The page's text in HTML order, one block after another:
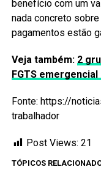
benefício com um
nada concreto
pagamentos estão
Veja também: 2
FGTS emergencial
Fonte: https://
trabalhador
Post Views: 21
TÓPICOS